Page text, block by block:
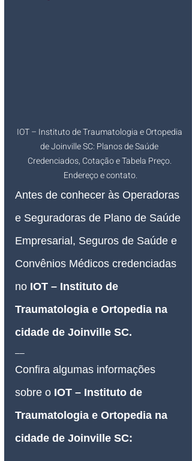
IOT – Instituto de Traumatologia e Ortopedia
de Joinville SC: Planos de Saúde
Credenciados, Cotação e Tabela Preço.
Endereço e contato.
Antes de conhecer às Operadoras
e Seguradoras de Plano de Saúde
Empresarial, Seguros de Saúde e
Convênios Médicos credenciadas
no IOT – Instituto de
Traumatologia e Ortopedia na
cidade de Joinville SC.
__
Confira algumas informações
sobre o IOT – Instituto de
Traumatologia e Ortopedia na
cidade de Joinville SC: